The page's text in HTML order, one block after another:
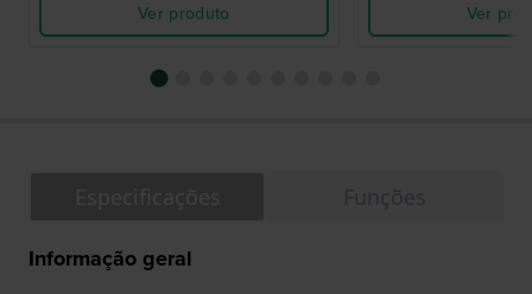
Ver produto
Ver
Informação geral